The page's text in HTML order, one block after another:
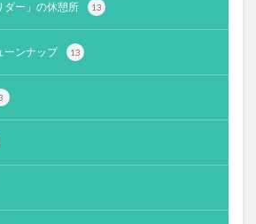
ダー」の休憩所 13
ーンナップ 13